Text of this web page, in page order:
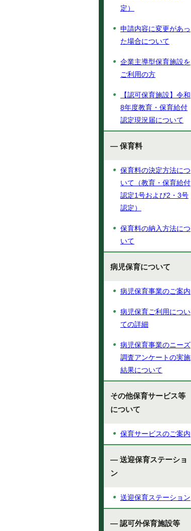
定）
申請内容に変更があっ
た場合について
企業主導型保育施設を
ご利用の方
【認可保育施設】令和
8年度教育・保育給付
認定現況届について
— 保育料
保育料の決定方法につ
いて（教育・保育給付
認定1号および2・3号
認定）
保育料の納入方法につ
いて
病児保育について
病児保育事業のご案内
病児保育ご利用につい
ての詳細
病児保育事業のニーズ
調査アンケートの実施
結果について
その他保育サービス等
について
保育サービスのご案内
— 送迎保育ステーショ
ン
送迎保育ステーション
— 認可外保育施設等